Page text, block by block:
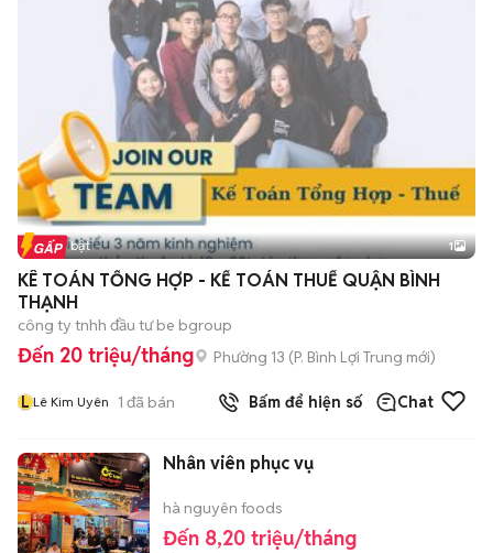
Tin nổi bật 1
KÊ TOÁN TỔNG HỢP - KẾ TOÁN THUẾ QUẬN BÌNH
THẠNH
công ty tnhh đầu tư be bgroup
Đến 20 triệu/tháng Phường 13 (P. Bình Lợi Trung mới)
L Lê Kim Uyên 1 đã bán Bấm để hiện số Chat
Nhân viên phục vụ
hà nguyên foods
Đến 8,20 triệu/tháng